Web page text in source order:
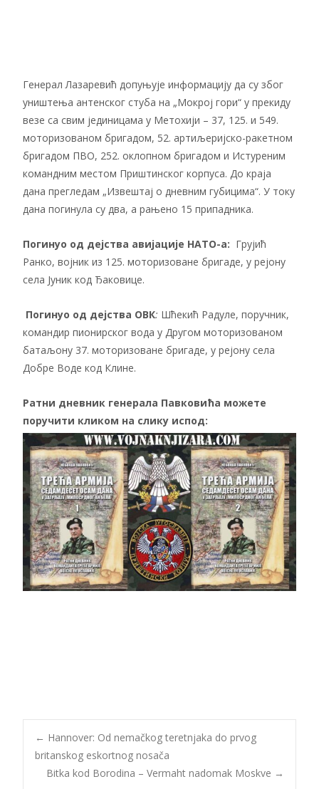
Генерал Лазаревић допуњује информацију да су због
уништења антенског стуба на „Мокрој гори“ у прекиду
везе са свим јединицама у Метохији – 37, 125. и 549.
моторизованом бригадом, 52. артиљеријско-ракетном
бригадом ПВО, 252. оклопном бригадом и Истуреним
командним местом Приштинског корпуса. До краја
дана прегледам „Извештај о дневним губицима“. У току
дана погинула су два, а рањено 15 припадника.
Погинуо од дејства авијације НАТО-а: Грујић
Ранко, војник из 125. моторизоване бригаде, у рејону
села Јуник код Ђаковице.
Погинуо од дејства ОВК: Шћекић Радуле, поручник,
командир пионирског вода у Другом моторизованом
батаљону 37. моторизоване бригаде, у рејону села
Добре Воде код Клине.
Ратни дневник генерала Павковића можете
поручити кликом на слику испод:
Post
← Hannover: Od nemačkog teretnjaka do prvog
britanskog eskortnog nosača
Bitka kod Borodina – Vermaht nadomak Moskve →